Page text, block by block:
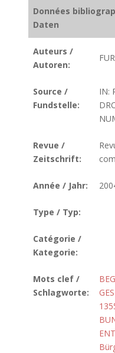
Données
Daten
Auteurs /
Autoren:
Source /
Fundstelle:
IN:
Revue /
Zeitschrift:
Année / Jahr:
Type / Typ:
Catégorie /
Kategorie:
Mots clef /
Schlagworte: